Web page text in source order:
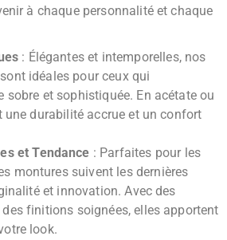
à chaque personnalité et chaque
: Élégantes et intemporelles, nos
idéales pour ceux qui
sobre et sophistiquée. En acétate ou
une durabilité accrue et un confort
et Tendance : Parfaites pour les
montures suivent les dernières
et innovation. Avec des
finitions soignées, elles apportent
look.